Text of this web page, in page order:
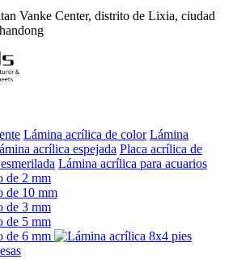
Vanke Center, distrito de Lixia, ciudad
Lámina acrílica de color Lámina
acrílica espejada Placa acrílica de
Lámina acrílica para acuarios